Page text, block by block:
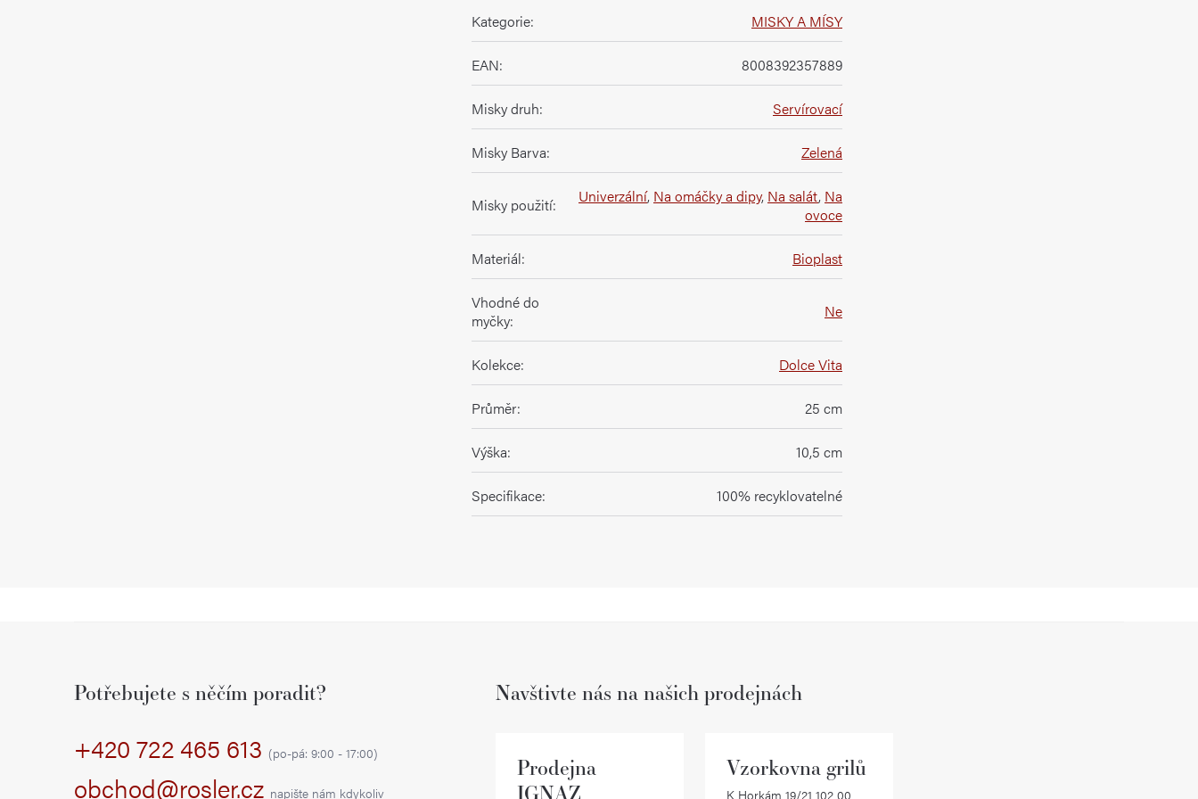
Kategorie: MISKY A MÍSY
EAN: 8008392357889
Misky druh: Servírovací
Misky Barva: Zelená
Misky použití: Univerzální, Na omáčky a dipy, Na salát, Na
ovoce
Materiál: Bioplast
Vhodné do
myčky: Ne
Kolekce: Dolce Vita
Průměr: 25 cm
Výška: 10,5 cm
Specifikace: 100% recyklovatelné
Potřebujete s něčím poradit?
+420 722 465 613 (po-pá: 9:00 - 17:00)
obchod@rosler.cz napište nám kdykoliv
Navštivte nás na našich prodejnách
Prodejna
IGNAZ
Vzorkovna grilů
K Horkám 19/21 102 00